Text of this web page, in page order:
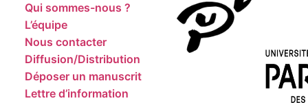
Qui sommes-nous ?
L’équipe
Nous contacter
Diffusion/Distribution
Déposer un manuscrit
Lettre d’information